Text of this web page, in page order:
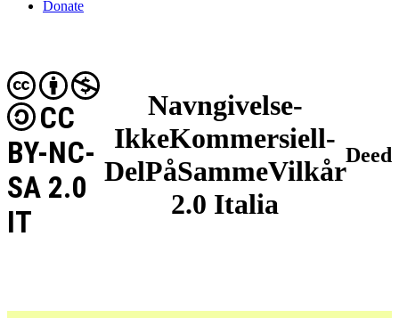
Donate
Navngivelse-
IkkeKommersiell-
DelPåSammeVilkår
2.0 Italia
CC
BY-NC-
SA 2.0
IT
Deed